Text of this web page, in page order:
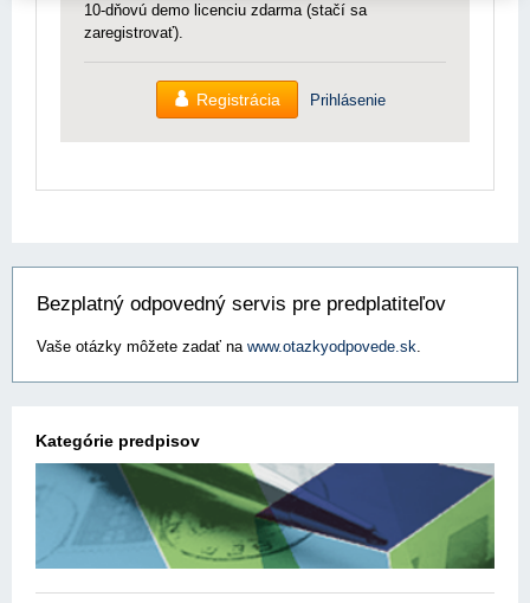
10-dňovú demo licenciu zdarma (stačí sa
zaregistrovať).
Registrácia Prihlásenie
Bezplatný odpovedný servis pre predplatiteľov
Vaše otázky môžete zadať na www.otazkyodpovede.sk.
Kategórie predpisov